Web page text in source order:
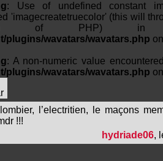
: Use of undefined constant
'imagecreatetruecolor' (this will
of PHP)
plugins/wavatars/wavatars.php
: A non-numeric value
plugins/wavatars/wavatars.php
l’electritien, le maçons
!!!
hydriade06,